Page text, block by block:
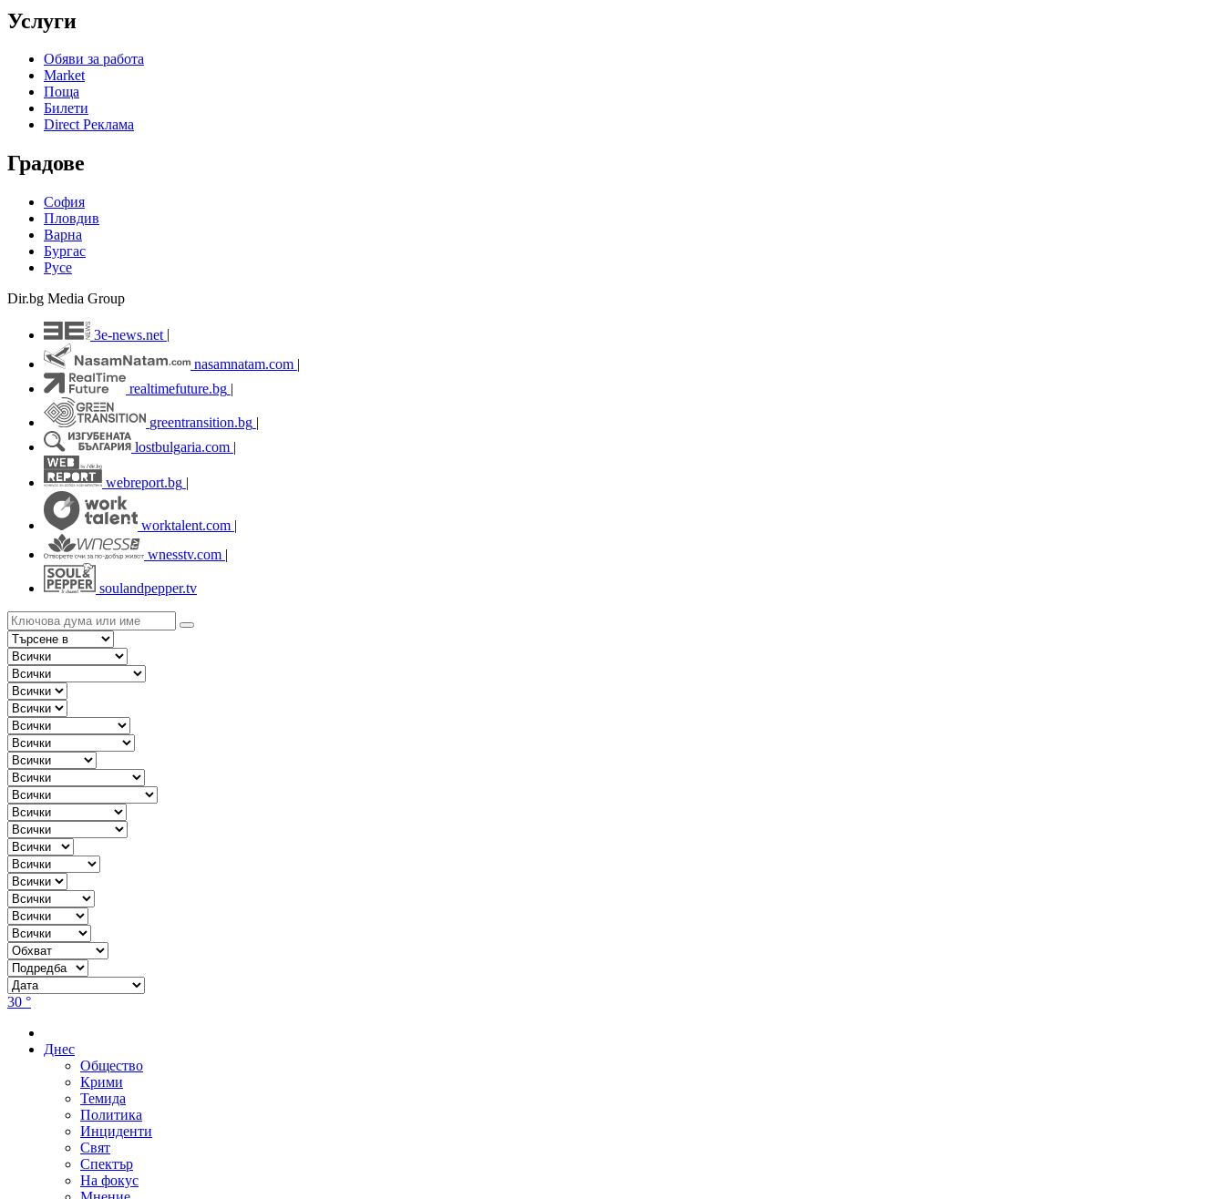
Услуги
Обяви за работа
Market
Поща
Билети
Direct Реклама
Градове
София
Пловдив
Варна
Бургас
Русе
Dir.bg Media Group
3e-news.net
nasamnatam.com |
realtimefuture.bg |
greentransition.bg |
lostbulgaria.com |
webreport.bg |
worktalent.com |
wnesstv.com |
soulandpepper.tv
30 °
Днес
Общество
Крими
Темида
Политика
Инциденти
Свят
Спектър
На фокус